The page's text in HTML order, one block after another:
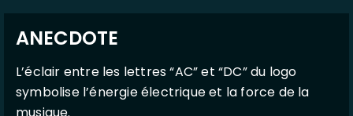
ANECDOTE
L’éclair entre les lettres “AC” et “DC” du logo
symbolise l’énergie électrique et la force de la